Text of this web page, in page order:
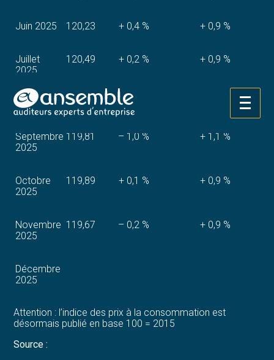
Aller
au
Juin 2025 120,23 + 0,4 % + 0,9 %
Juillet
2025
120,49 + 0,2 % + 0,9 %
Août 2025 121,00 + 0,4 %
Septembre
2025
119,81 – 1,0 % + 1,1 %
Octobre
2025
119,89 + 0,1 % + 0,9 %
Novembre
2025
119,67 – 0,2 % + 0,9 %
Décembre
2025
Attention : l’indice des prix à la consommation est
désormais publié en base 100 = 2015
Source :